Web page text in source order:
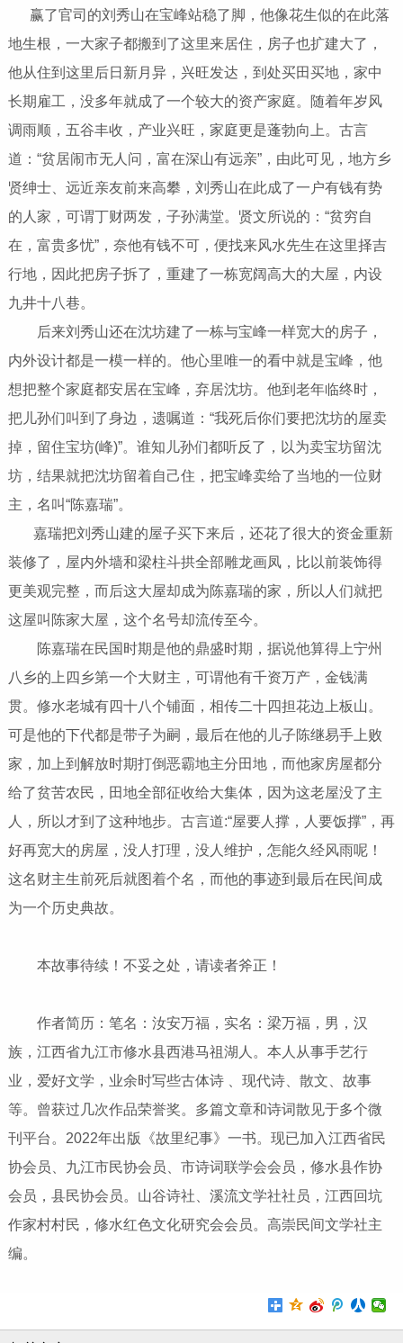
赢了官司的刘秀山在宝峰站稳了脚，他像花生似的在此落
地生根，一大家子都搬到了这里来居住，房子也扩建大了，
他从住到这里后日新月异，兴旺发达，到处买田买地，家中
长期雇工，没多年就成了一个较大的资产家庭。随着年岁风
调雨顺，五谷丰收，产业兴旺，家庭更是蓬勃向上。古言
道：“贫居闹市无人问，富在深山有远亲”，由此可见，地方乡
贤绅士、远近亲友前来高攀，刘秀山在此成了一户有钱有势
的人家，可谓丁财两发，子孙满堂。贤文所说的：“贫穷自
在，富贵多忧”，奈他有钱不可，便找来风水先生在这里择吉
行地，因此把房子拆了，重建了一栋宽阔高大的大屋，内设
九井十八巷。
后来刘秀山还在沈坊建了一栋与宝峰一样宽大的房子，
内外设计都是一模一样的。他心里唯一的看中就是宝峰，他
想把整个家庭都安居在宝峰，弃居沈坊。他到老年临终时，
把儿孙们叫到了身边，遗嘱道：“我死后你们要把沈坊的屋卖
掉，留住宝坊(峰)”。谁知儿孙们都听反了，以为卖宝坊留沈
坊，结果就把沈坊留着自己住，把宝峰卖给了当地的一位财
主，名叫“陈嘉瑞”。
嘉瑞把刘秀山建的屋子买下来后，还花了很大的资金重新
装修了，屋内外墙和梁柱斗拱全部雕龙画凤，比以前装饰得
更美观完整，而后这大屋却成为陈嘉瑞的家，所以人们就把
这屋叫陈家大屋，这个名号却流传至今。
陈嘉瑞在民国时期是他的鼎盛时期，据说他算得上宁州
八乡的上四乡第一个大财主，可谓他有千资万产，金钱满
贯。修水老城有四十八个铺面，相传二十四担花边上板山。
可是他的下代都是带子为嗣，最后在他的儿子陈继易手上败
家，加上到解放时期打倒恶霸地主分田地，而他家房屋都分
给了贫苦农民，田地全部征收给大集体，因为这老屋没了主
人，所以才到了这种地步。古言道:“屋要人撑，人要饭撑”，再
好再宽大的房屋，没人打理，没人维护，怎能久经风雨呢！
这名财主生前死后就图着个名，而他的事迹到最后在民间成
为一个历史典故。
本故事待续！不妥之处，请读者斧正！
作者简历：笔名：汝安万福，实名：梁万福，男，汉
族，江西省九江市修水县西港马祖湖人。本人从事手艺行
业，爱好文学，业余时写些古体诗 、现代诗、散文、故事
等。曾获过几次作品荣誉奖。多篇文章和诗词散见于多个微
刊平台。2022年出版《故里纪事》一书。现已加入江西省民
协会员、九江市民协会员、市诗词联学会会员，修水县作协
会员，县民协会员。山谷诗社、溪流文学社社员，江西回坑
作家村村民，修水红色文化研究会会员。高崇民间文学社主
编。